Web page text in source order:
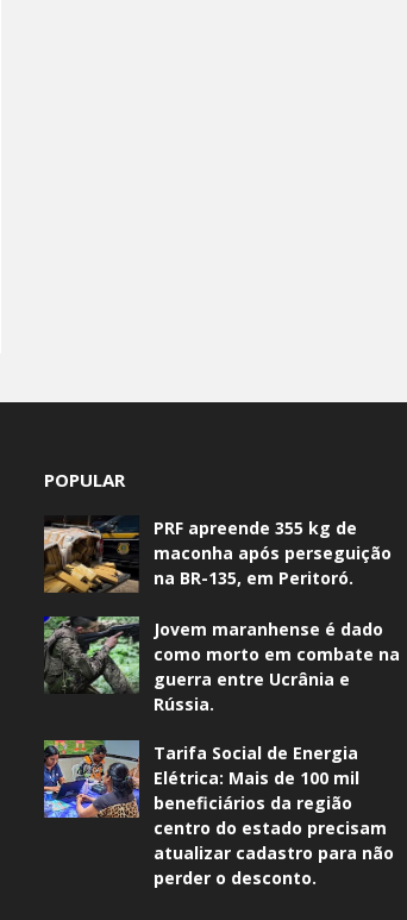
POPULAR
PRF apreende 355 kg de
maconha após perseguição
na BR-135, em Peritoró.
Jovem maranhense é dado
como morto em combate na
guerra entre Ucrânia e
Rússia.
Tarifa Social de Energia
Elétrica: Mais de 100 mil
beneficiários da região
centro do estado precisam
atualizar cadastro para não
perder o desconto.